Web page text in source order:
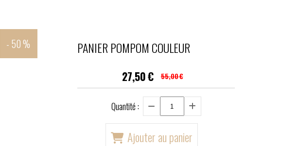
- 50 % PANIER POMPOM COULEUR
27,50€ 55,00€
Quantité :
Ajouter au panier